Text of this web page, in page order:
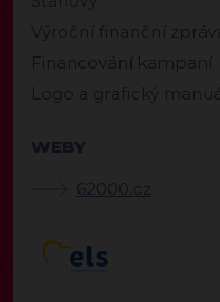
Výroční finanční zpráva
Financování kampaní
Logo a grafický manuál
WEBY
62000.cz